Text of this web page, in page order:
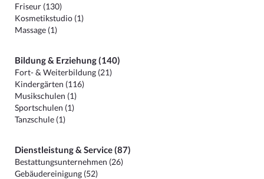
Friseur (130)
Kosmetikstudio (1)
Massage (1)
Bildung & Erziehung (140)
Fort- & Weiterbildung (21)
Kindergärten (116)
Musikschulen (1)
Sportschulen (1)
Tanzschule (1)
Dienstleistung & Service (87)
Bestattungsunternehmen (26)
Gebäudereinigung (52)